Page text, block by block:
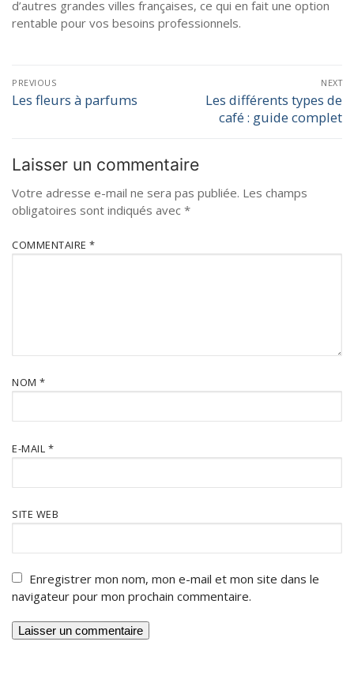
d’autres grandes villes françaises, ce qui en fait une option
rentable pour vos besoins professionnels.
PREVIOUS
Les fleurs à parfums
NEXT
Les différents types de
café : guide complet
Laisser un commentaire
Votre adresse e-mail ne sera pas publiée. Les champs
obligatoires sont indiqués avec *
COMMENTAIRE *
NOM *
E-MAIL *
SITE WEB
Enregistrer mon nom, mon e-mail et mon site dans le
navigateur pour mon prochain commentaire.